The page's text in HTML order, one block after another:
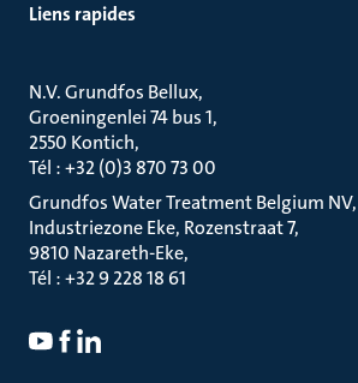
Liens rapides
N.V. Grundfos Bellux
Groeningenlei 74 bus 1
2550 Kontich
Tél : +32 (0)3 870 73 00
Grundfos Water Treatment Belgium NV
Industriezone Eke, Rozenstraat 7
9810 Nazareth-Eke
Tél : +32 9 228 18 61